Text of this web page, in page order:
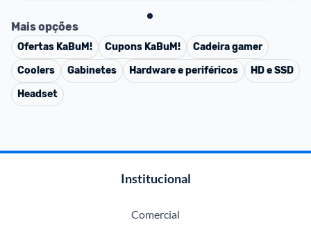
Mais opções
Ofertas KaBuM! Cupons KaBuM!
Cadeira gamer
Coolers
Gabinetes Hardware e periféricos
HD e SSD
Headset
Institucional
Comercial